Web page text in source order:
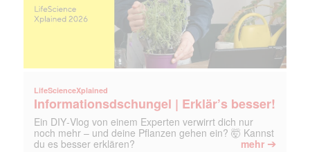
LifeScienceXplained
Informationsdschungel | Erklär’s besser!
Ein DIY‑Vlog von einem Experten verwirrt dich nur
noch mehr – und deine Pflanzen gehen ein? 🤯 Kannst
du es besser erklären?
mehr ➔